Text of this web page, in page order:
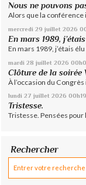
Nous ne pouvons
Alors que la conférence
mercredi 29 juillet 2026
En mars 1989,
En mars 1989, j’étais
mardi 28 juillet 2026
Clôture de la soirée
À l’occasion du
lundi 27 juillet 2026 00h19
Tristesse.
Tristesse. Pensées
Rechercher